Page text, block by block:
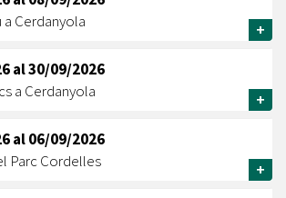
a Cerdanyola
+
al30/09/2026
a Cerdanyola
+
al06/09/2026
Parc Cordelles
+